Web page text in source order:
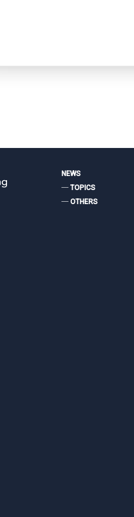
個人に関する情報であって、
個人を識別することができる
・当社の業務遂行のため
・当社所のサービス・事務所
・サービス向上・改善を目的
当社は、個人情報について、
たしません。また、特定個人
みの提供とし、その他への提
NEWS
― TOPICS
― OTHERS